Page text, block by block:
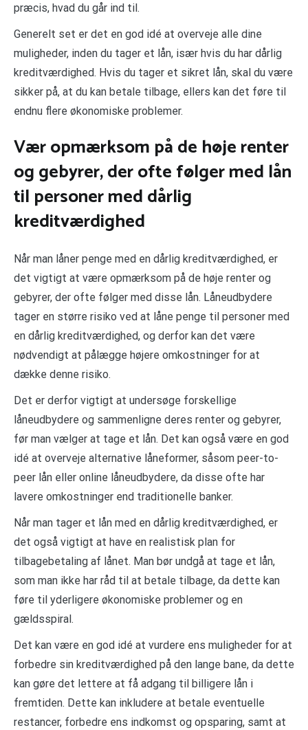
præcis, hvad du går ind til.
Generelt set er det en god idé at overveje alle dine
muligheder, inden du tager et lån, især hvis du har dårlig
kreditværdighed. Hvis du tager et sikret lån, skal du være
sikker på, at du kan betale tilbage, ellers kan det føre til
endnu flere økonomiske problemer.
Vær opmærksom på de høje renter
og gebyrer, der ofte følger med lån
til personer med dårlig
kreditværdighed
Når man låner penge med en dårlig kreditværdighed, er
det vigtigt at være opmærksom på de høje renter og
gebyrer, der ofte følger med disse lån. Låneudbydere
tager en større risiko ved at låne penge til personer med
en dårlig kreditværdighed, og derfor kan det være
nødvendigt at pålægge højere omkostninger for at
dække denne risiko.
Det er derfor vigtigt at undersøge forskellige
låneudbydere og sammenligne deres renter og gebyrer,
før man vælger at tage et lån. Det kan også være en god
idé at overveje alternative låneformer, såsom peer-to-
peer lån eller online låneudbydere, da disse ofte har
lavere omkostninger end traditionelle banker.
Når man tager et lån med en dårlig kreditværdighed, er
det også vigtigt at have en realistisk plan for
tilbagebetaling af lånet. Man bør undgå at tage et lån,
som man ikke har råd til at betale tilbage, da dette kan
føre til yderligere økonomiske problemer og en
gældsspiral.
Det kan være en god idé at vurdere ens muligheder for at
forbedre sin kreditværdighed på den lange bane, da dette
kan gøre det lettere at få adgang til billigere lån i
fremtiden. Dette kan inkludere at betale eventuelle
restancer, forbedre ens indkomst og opsparing, samt at